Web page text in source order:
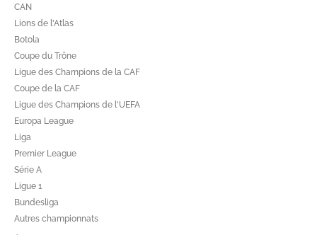
CAN
Lions de l'Atlas
Botola
Coupe du Trône
Ligue des Champions de la CAF
Coupe de la CAF
Ligue des Champions de l'UEFA
Europa League
Liga
Premier League
Série A
Ligue 1
Bundesliga
Autres championnats